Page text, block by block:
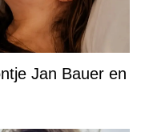
Jan Bauer en